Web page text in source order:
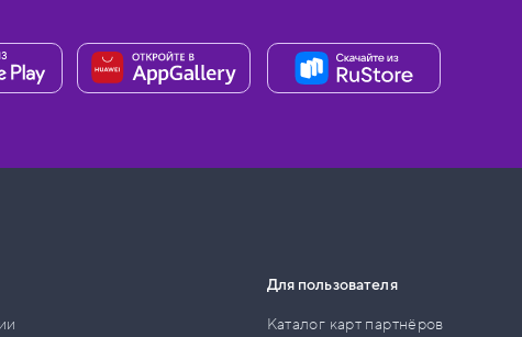
Для пользователя
Каталог карт партнёров